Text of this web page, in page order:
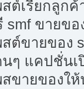
ต์เรียกลูกค้
smf ขายขอ
ต์ขายของ
ๆ แคปชั่นเ
ขายของใ